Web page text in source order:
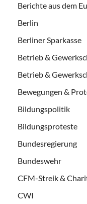
Berichte aus dem
Berlin
Berliner Sparkasse
Betrieb &
Betrieb &
Bewegungen &
Bildungspolitik
Bildungsproteste
Bundesregierung
Bundeswehr
CFM-Streik &
CWI